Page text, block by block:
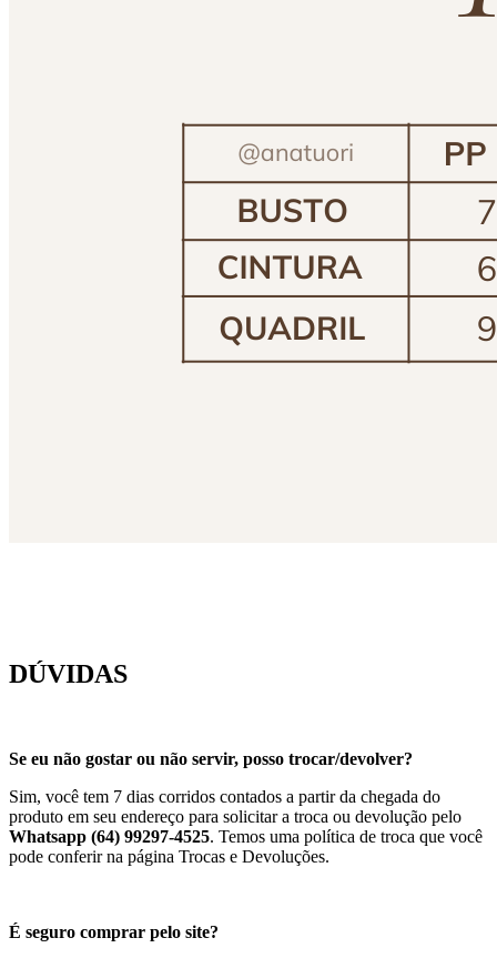
DÚVIDAS
Se eu não gostar ou não servir, posso trocar/devolver?
Sim, você tem 7 dias corridos contados a partir da chegada do
produto em seu endereço para solicitar a troca ou devolução pelo
Whatsapp (64) 99297-4525. Temos uma política de troca que você
pode conferir na página Trocas e Devoluções.
É seguro comprar pelo site?